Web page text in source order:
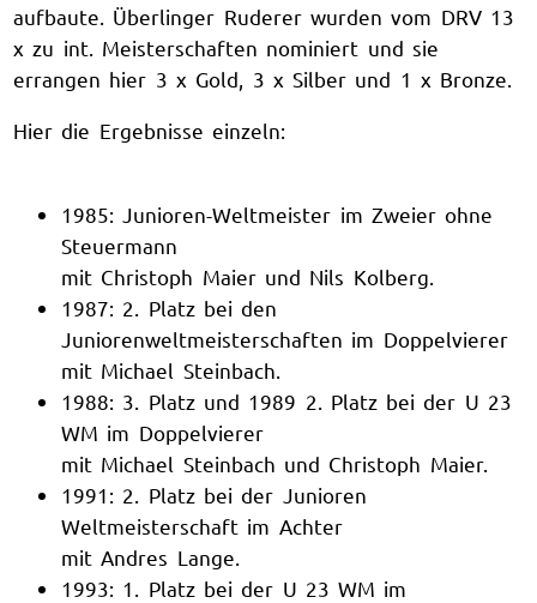
aufbaute. Überlinger Ruderer wurden vom DRV 13
x zu int. Meisterschaften nominiert und sie
errangen hier 3 x Gold, 3 x Silber und 1 x Bronze.
Hier die Ergebnisse einzeln:
1985: Junioren-Weltmeister im Zweier ohne
Steuermann
mit Christoph Maier und Nils Kolberg.
1987: 2. Platz bei den
Juniorenweltmeisterschaften im Doppelvierer
mit Michael Steinbach.
1988: 3. Platz und 1989 2. Platz bei der U 23
WM im Doppelvierer
mit Michael Steinbach und Christoph Maier.
1991: 2. Platz bei der Junioren
Weltmeisterschaft im Achter
mit Andres Lange.
1993: 1. Platz bei der U 23 WM im